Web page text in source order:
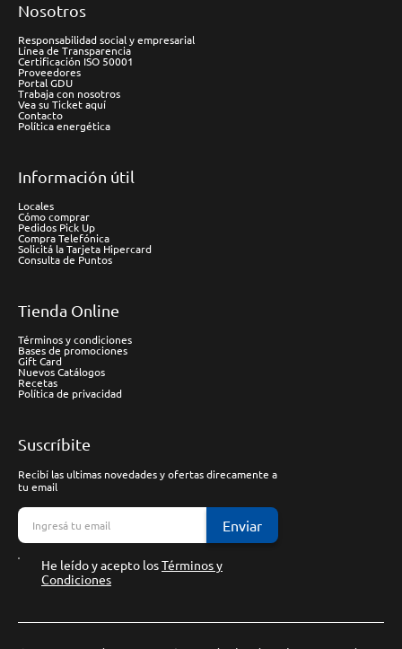
Nosotros
Responsabilidad social y empresarial
Línea de Transparencia
Certificación ISO 50001
Proveedores
Portal GDU
Trabaja con nosotros
Vea su Ticket aquí
Contacto
Política energética
Información útil
Locales
Cómo comprar
Pedidos Pick Up
Compra Telefónica
Solicitá la Tarjeta Hipercard
Consulta de Puntos
Tienda Online
Términos y condiciones
Bases de promociones
Gift Card
Nuevos Catálogos
Recetas
Política de privacidad
Suscríbite
Recibí las ultimas novedades y ofertas direcamente a
tu email
Enviar
He leído y acepto losTérminos y
Condiciones